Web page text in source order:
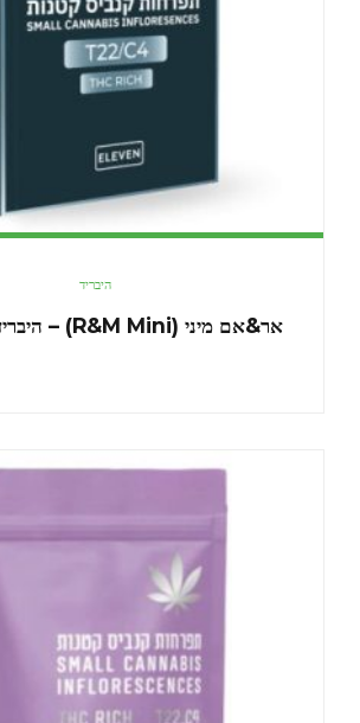
היבריד
אר&אם מיני (R&M Mini) – היבריד T22/C4